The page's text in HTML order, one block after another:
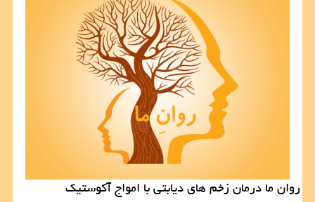
روان ما درمان زخم های دیابتی با امواج آكوستیك